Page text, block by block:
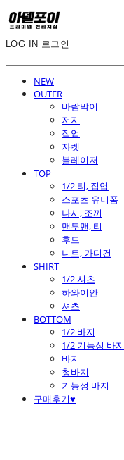
LOG IN 로그인
NEW
OUTER
바람막이
저지
집업
자켓
블레이저
TOP
1/2 티, 집업
스포츠 유니폼
나시, 조끼
맨투맨, 티
후드
니트, 가디건
SHIRT
1/2 셔츠
하와이안
셔츠
BOTTOM
1/2 바지
1/2 기능성 바지
바지
청바지
기능성 바지
구매후기♥